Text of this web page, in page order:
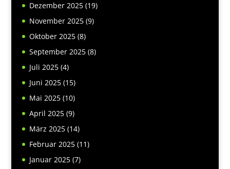
Dezember 2025(19)
November 2025(9)
Oktober 2025(8)
September 2025(8)
Juli 2025(4)
Juni 2025(15)
Mai 2025(10)
April 2025(9)
März 2025(14)
Februar 2025(11)
Januar 2025(7)